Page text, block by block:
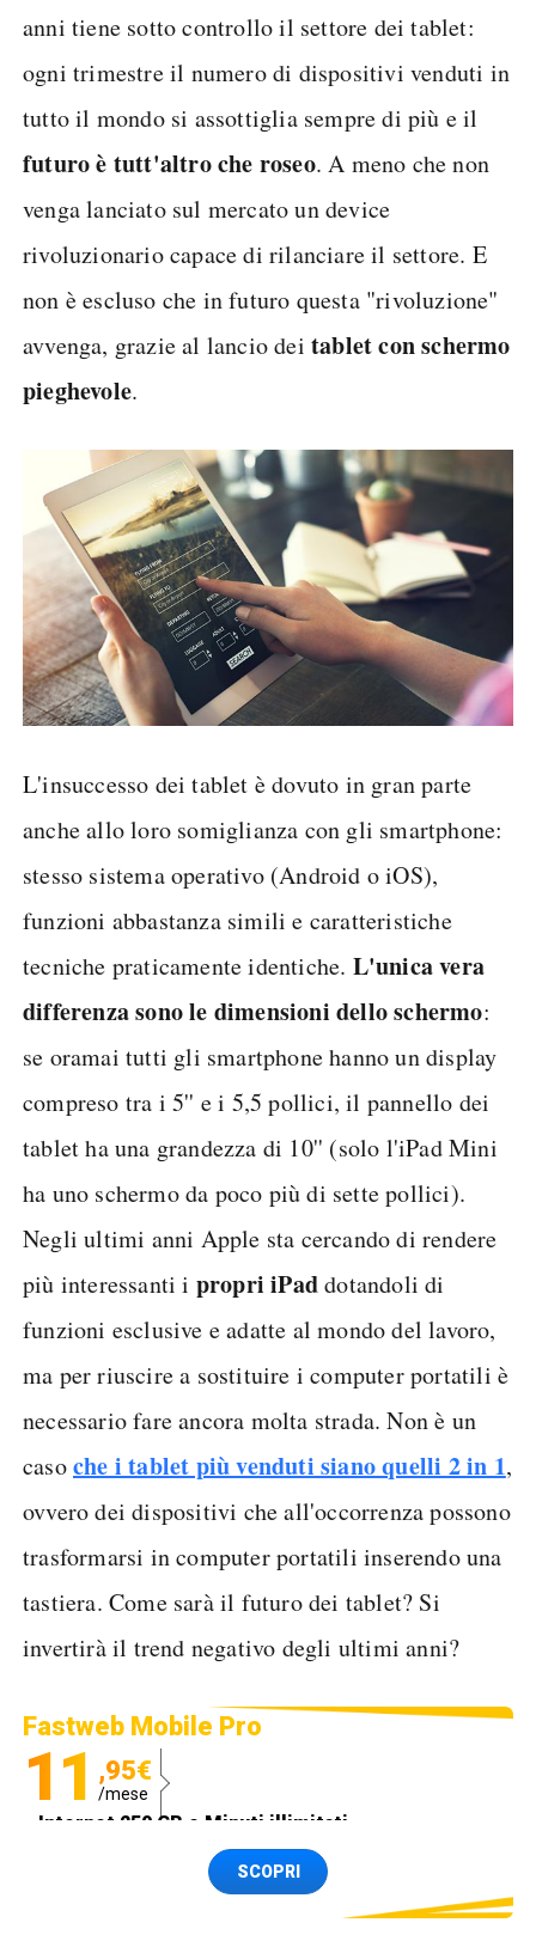
anni tiene sotto controllo il settore dei tablet:
ogni trimestre il numero di dispositivi venduti in
tutto il mondo si assottiglia sempre di più e il
futuro è tutt'altro che roseo. A meno che non
venga lanciato sul mercato un device
rivoluzionario capace di rilanciare il settore. E
non è escluso che in futuro questa "rivoluzione"
avvenga, grazie al lancio dei tablet con schermo
pieghevole.
L'insuccesso dei tablet è dovuto in gran parte
anche allo loro somiglianza con gli smartphone:
stesso sistema operativo (Android o iOS),
funzioni abbastanza simili e caratteristiche
tecniche praticamente identiche. L'unica vera
differenza sono le dimensioni dello schermo:
se oramai tutti gli smartphone hanno un display
compreso tra i 5'' e i 5,5 pollici, il pannello dei
tablet ha una grandezza di 10'' (solo l'iPad Mini
ha uno schermo da poco più di sette pollici).
Negli ultimi anni Apple sta cercando di rendere
più interessanti i propri iPaddotandoli di
funzioni esclusive e adatte al mondo del lavoro,
ma per riuscire a sostituire i computer portatili è
necessario fare ancora molta strada. Non è un
casoche i tablet più venduti siano quelli 2 in 1,
ovvero dei dispositivi che all'occorrenza possono
trasformarsi in computer portatili inserendo una
tastiera. Come sarà il futuro dei tablet? Si
invertirà il trend negativo degli ultimi anni?
Fastweb Mobile Pro
11 ,95€
/mese
Internet 250 GB e Minuti illimitati
Spedizione SIM GRATISSCOPRI